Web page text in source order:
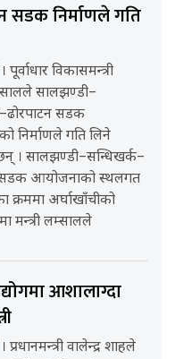
सडक निर्माणले गति
पूर्वाधार विकासमन्त्री
सालझण्डी–
सडक
निर्माणले गति लिने
। सालझण्डी–सन्धिखर्क–
सडक आयोजनाको स्थलगत
अर्घाखाँचीको
मन्त्री लम्सालले
आशालाग्दा
प्रधानमन्त्री वालेन्द्र शाहले